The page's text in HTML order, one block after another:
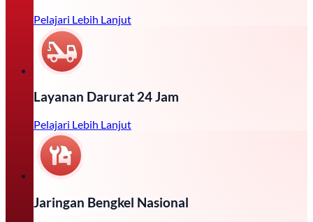
Pelajari Lebih Lanjut
Layanan Darurat 24 Jam
Pelajari Lebih Lanjut
Jaringan Bengkel Nasional